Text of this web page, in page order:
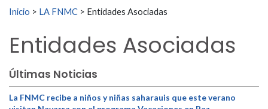
Buscar:
Inicio > LA FNMC > Entidades Asociadas
Entidades Asociadas
Últimas Noticias
La FNMC recibe a niños y niñas saharauis que este verano